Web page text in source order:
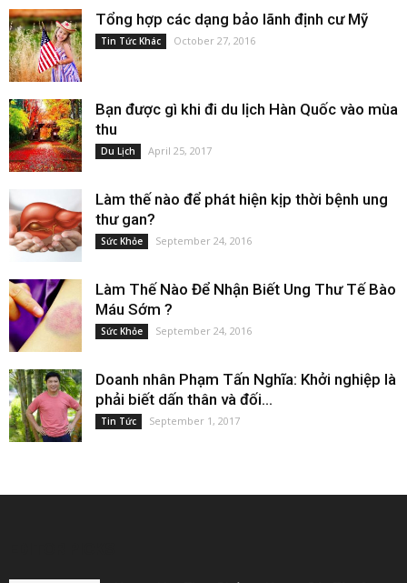
Tổng hợp các dạng bảo lãnh định cư Mỹ
Tin Tức Khác October 27, 2016
Bạn được gì khi đi du lịch Hàn Quốc vào mùa
thu
Du Lịch April 25, 2017
Làm thế nào để phát hiện kịp thời bệnh ung
thư gan?
Sức Khỏe September 24, 2016
Làm Thế Nào Để Nhận Biết Ung Thư Tế Bào
Máu Sớm ?
Sức Khỏe September 24, 2016
Doanh nhân Phạm Tấn Nghĩa: Khởi nghiệp là
phải biết dấn thân và đối...
Tin Tức September 1, 2017